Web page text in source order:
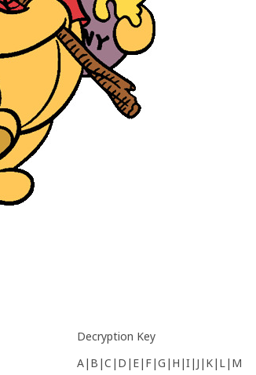
Decryption Key
A|B|C|D|E|F|G|H|I|J|K|L|M